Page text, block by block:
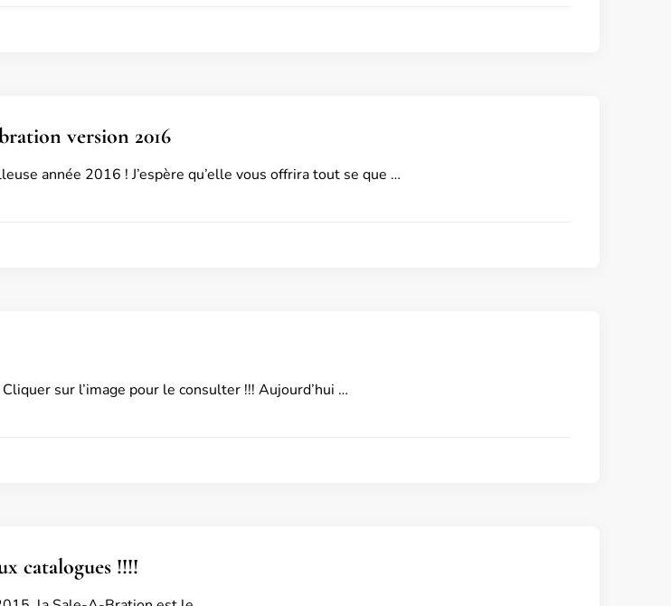
version 2016
année 2016 ! J’espère qu’elle vous offrira tout se que …
sur l’image pour le consulter !!! Aujourd’hui …
catalogues !!!!